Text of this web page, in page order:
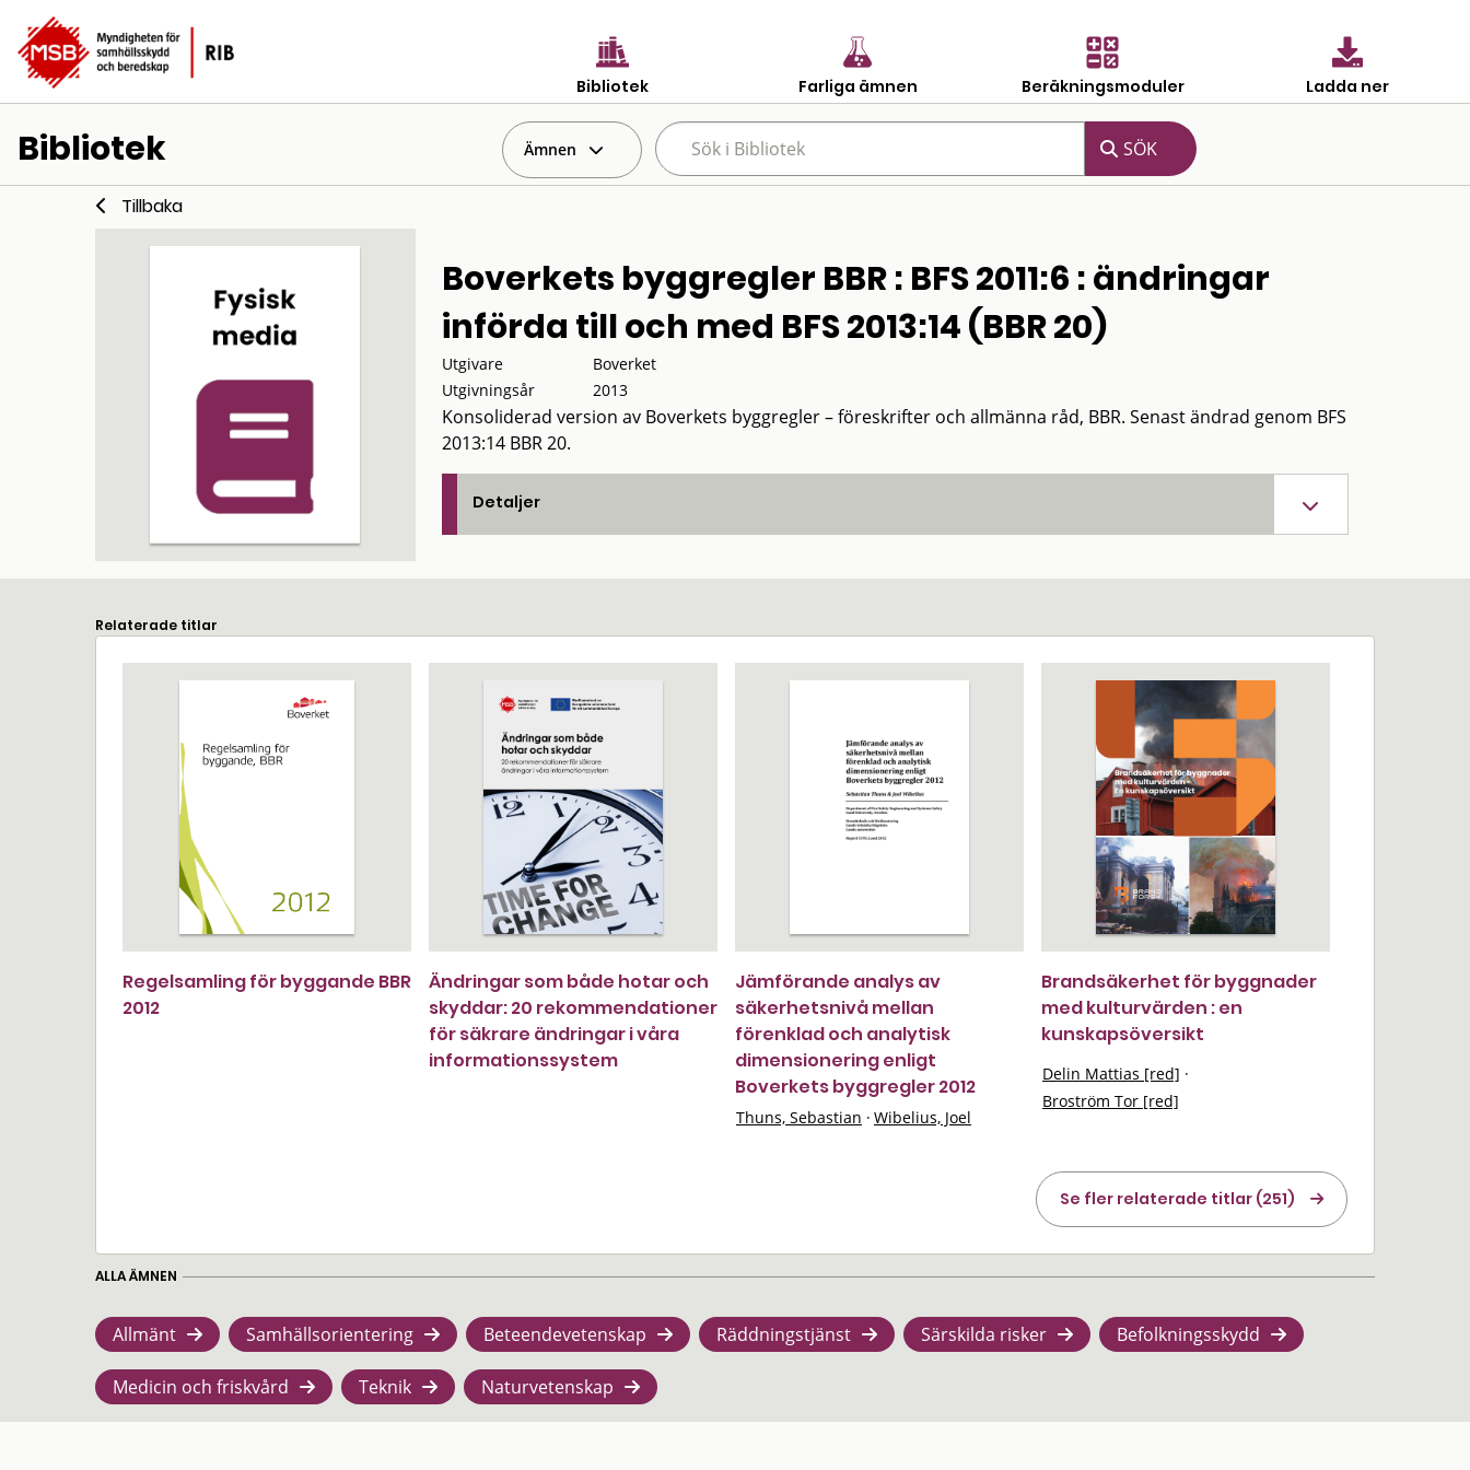
Bibliotek Farliga ämnen Beräkningsmoduler Ladda ner
Bibliotek Ämnen
Tillbaka
Boverkets byggregler BBR : BFS 2011:6 : ändringar
införda till och med BFS 2013:14 (BBR 20)
Utgivare
Boverket
Utgivningsår
2013
Konsoliderad version av Boverkets byggregler – föreskrifter och allmänna råd, BBR. Senast ändrad genom BFS
2013:14 BBR 20.
Detaljer
Relaterade titlar
Regelsamling för byggande BBR
2012
Ändringar som både hotar och
skyddar: 20 rekommendationer
för säkrare ändringar i våra
informationssystem
Jämförande analys av
säkerhetsnivå mellan
förenklad och analytisk
dimensionering enligt
Boverkets byggregler 2012
Thuns, Sebastian · Wibelius, Joel
Brandsäkerhet för byggnader
med kulturvärden : en
kunskapsöversikt
Delin Mattias [red] ·
Broström Tor [red]
Se fler relaterade titlar (251)
ALLA ÄMNEN
Allmänt Samhällsorientering Beteendevetenskap Räddningstjänst Särskilda risker Befolkningsskydd
Medicin och friskvård Teknik Naturvetenskap